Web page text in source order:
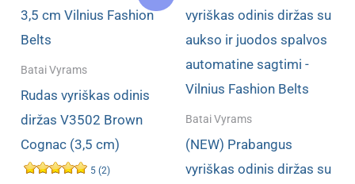
Batai Vyrams
Rudas vyriškas odinis
diržas V3502 Brown
Cognac (3,5 cm)
5 (2)
Batai Vyrams
(NEW) Prabangus
vyriškas odinis diržas su